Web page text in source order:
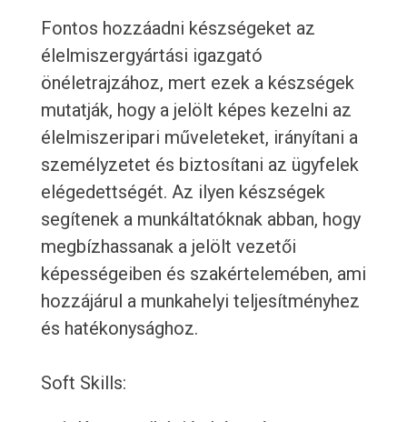
Fontos hozzáadni készségeket az
élelmiszergyártási igazgató
önéletrajzához, mert ezek a készségek
mutatják, hogy a jelölt képes kezelni az
élelmiszeripari műveleteket, irányítani a
személyzetet és biztosítani az ügyfelek
elégedettségét. Az ilyen készségek
segítenek a munkáltatóknak abban, hogy
megbízhassanak a jelölt vezetői
képességeiben és szakértelemében, ami
hozzájárul a munkahelyi teljesítményhez
és hatékonysághoz.
Soft Skills: